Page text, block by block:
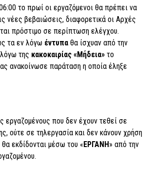
το πρωί οι εργαζόμενοι θα πρέπει να
νέες βεβαιώσεις, διαφορετικά οι Αρχές
πρόστιμο σε περίπτωση ελέγχου.
τα εν λόγω έντυπα θα ίσχυαν από την
της κακοκαιρίας «Μήδεια» το
ανακοίνωσε παράταση η οποία έληξε
εργαζομένους που δεν έχουν τεθεί σε
ούτε σε τηλεργασία και δεν κάνουν χρήση
θα εκδίδονται μέσω του «ΕΡΓΑΝΗ» από την